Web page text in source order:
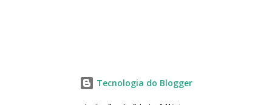
Tecnologia do Blogger